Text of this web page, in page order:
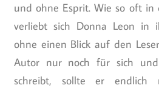
und ohne Esprit. Wie so oft in
verliebt sich Donna Leon in
ohne einen Blick auf den
Autor nur noch für sich
schreibt, sollte er endlich